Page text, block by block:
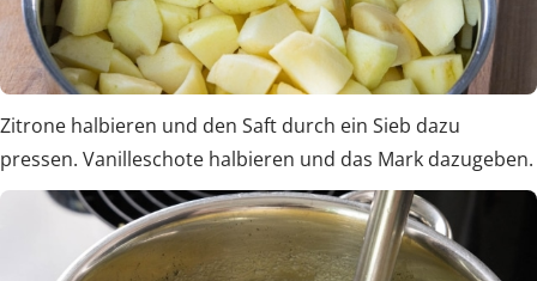
Zitrone halbieren und den Saft durch ein Sieb dazu
pressen. Vanilleschote halbieren und das Mark dazugeben.